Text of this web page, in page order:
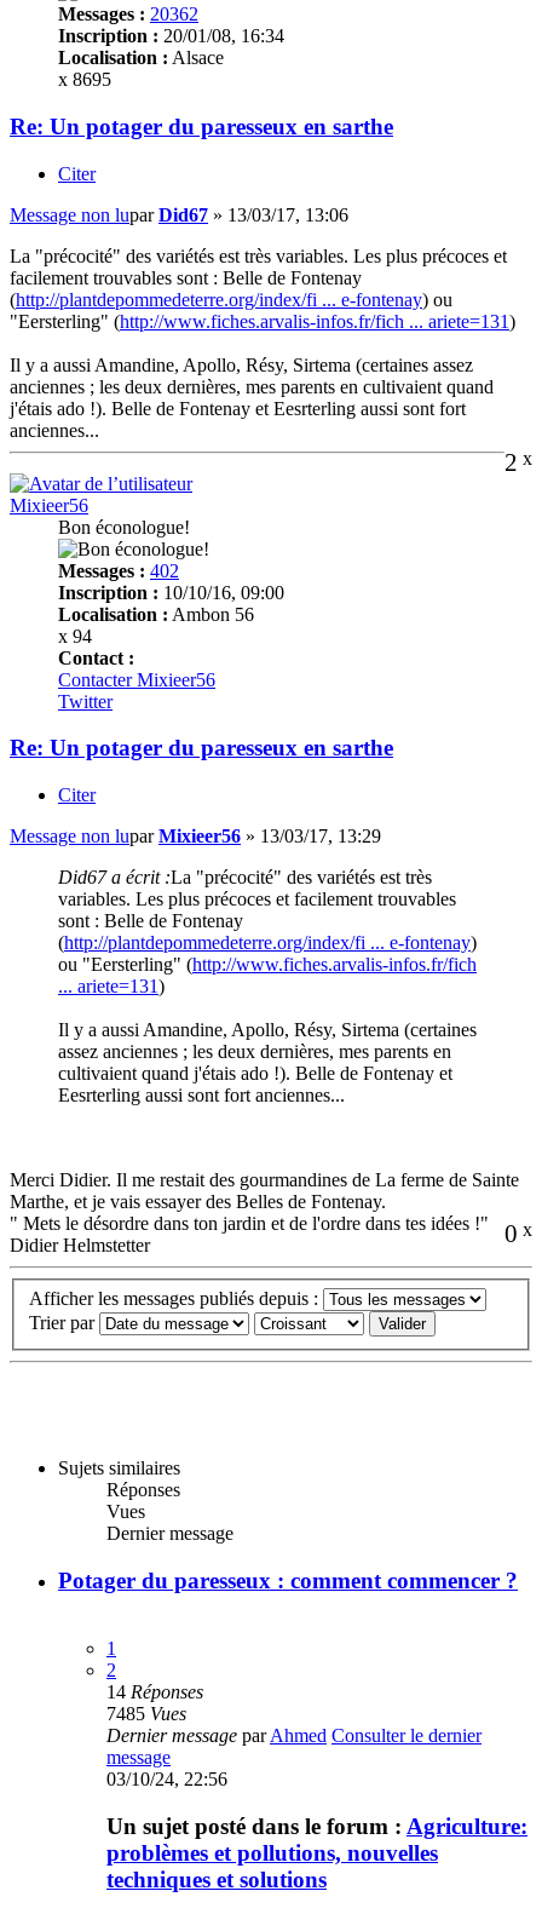
Messages : 20362
Inscription : 20/01/08, 16:34
Localisation : Alsace
x 8695
Re: Un potager du paresseux en sarthe
Citer
Message non luparDid67 » 13/03/17, 13:06
La "précocité" des variétés est très variables. Les plus précoces et
facilement trouvables sont : Belle de Fontenay
(http://plantdepommedeterre.org/index/fi ... e-fontenay) ou
"Eersterling" (http://www.fiches.arvalis-infos.fr/fich ... ariete=131)
Il y a aussi Amandine, Apollo, Résy, Sirtema (certaines assez
anciennes ; les deux dernières, mes parents en cultivaient quand
j'étais ado !). Belle de Fontenay et Eesrterling aussi sont fort
anciennes...
2 x
Mixieer56
Bon éconologue!
Messages : 402
Inscription : 10/10/16, 09:00
Localisation : Ambon 56
x 94
Contact :
Contacter Mixieer56
Twitter
Re: Un potager du paresseux en sarthe
Citer
Message non luparMixieer56 » 13/03/17, 13:29
Did67 a écrit :La "précocité" des variétés est très
variables. Les plus précoces et facilement trouvables
sont : Belle de Fontenay
(http://plantdepommedeterre.org/index/fi ... e-fontenay)
ou "Eersterling" (http://www.fiches.arvalis-infos.fr/fich
... ariete=131)
Il y a aussi Amandine, Apollo, Résy, Sirtema (certaines
assez anciennes ; les deux dernières, mes parents en
cultivaient quand j'étais ado !). Belle de Fontenay et
Eesrterling aussi sont fort anciennes...
Merci Didier. Il me restait des gourmandines de La ferme de Sainte
Marthe, et je vais essayer des Belles de Fontenay.
0 x
" Mets le désordre dans ton jardin et de l'ordre dans tes idées !"
Didier Helmstetter
Afficher les messages publiés depuis :
Trier par
Sujets similaires
Réponses
Vues
Dernier message
Potager du paresseux : comment commencer ?
1
2
14 Réponses
7485 Vues
Dernier message parAhmed Consulter le dernier
message
03/10/24, 22:56
Un sujet posté dans le forum : Agriculture:
problèmes et pollutions, nouvelles
techniques et solutions